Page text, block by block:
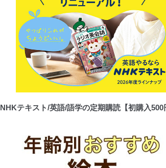
NHKテキスト/英語/語学の定期購読【初購入500